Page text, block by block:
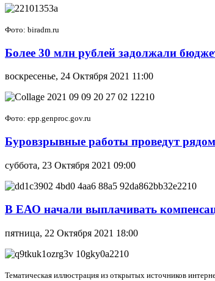
Фото: biradm.ru
Более 30 млн рублей задолжали
воскресенье, 24 Октября 2021 11:00
Фото: epp.genproc.gov.ru
Буровзрывные работы проведут
суббота, 23 Октября 2021 09:00
В ЕАО начали выплачивать
пятница, 22 Октября 2021 18:00
Тематическая иллюстрация из открытых источников